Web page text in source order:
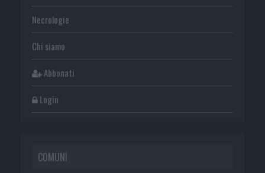
Necrologie
Chi siamo
Abbonati
Login
COMUNI